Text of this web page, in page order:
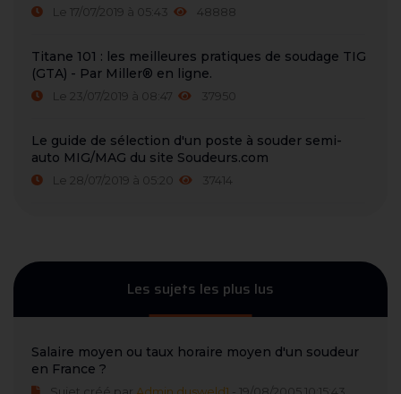
Le 17/07/2019 à 05:43 48888
Titane 101 : les meilleures pratiques de soudage TIG
(GTA) - Par Miller® en ligne.
Le 23/07/2019 à 08:47 37950
Le guide de sélection d'un poste à souder semi-
auto MIG/MAG du site Soudeurs.com
Le 28/07/2019 à 05:20 37414
Les sujets les plus lus
Salaire moyen ou taux horaire moyen d'un soudeur
en France ?